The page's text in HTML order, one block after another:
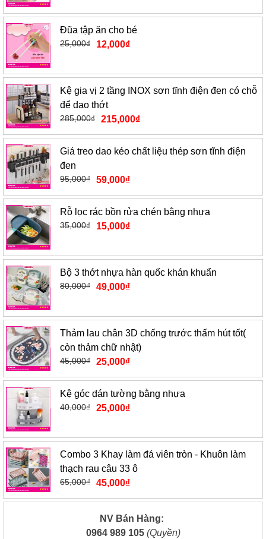
Đũa tập ăn cho bé
25,000₫ 12,000₫
Kệ gia vị 2 tầng INOX sơn tĩnh điện đen có chỗ
để dao thớt
285,000₫ 215,000₫
Giá treo dao kéo chất liệu thép sơn tĩnh điện
đen
95,000₫ 59,000₫
Rỗ lọc rác bồn rửa chén bằng nhựa
35,000₫ 15,000₫
Bộ 3 thớt nhựa hàn quốc khán khuẩn
80,000₫ 49,000₫
Thảm lau chân 3D chống trước thấm hút tốt(
còn thảm chữ nhật)
45,000₫ 25,000₫
Kệ góc dán tường bằng nhựa
40,000₫ 25,000₫
Combo 3 Khay làm đá viên tròn - Khuôn làm
thạch rau câu 33 ô
65,000₫ 45,000₫
NV Bán Hàng:
0964 989 105 (Quyền)